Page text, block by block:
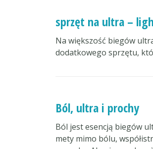
sprzęt na ultra –
Na większość biegów
dodatkowego sprzętu,
Ból, ultra i prochy
Ból jest esencją biegów
mety mimo bólu,